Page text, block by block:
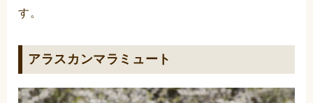
す。
アラスカンマラミュート